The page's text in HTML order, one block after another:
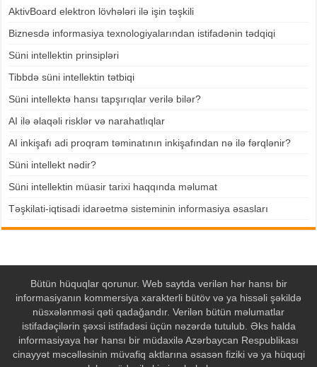
AktivBoard elektron lövhələri ilə işin təşkili
Biznesdə informasiya texnologiyalarından istifadənin tədqiqi
Süni intellektin prinsipləri
Tibbdə süni intellektin tətbiqi
Süni intellektə hansı tapşırıqlar verilə bilər?
AI ilə əlaqəli risklər və narahatlıqlar
AI inkişafı adi proqram təminatının inkişafından nə ilə fərqlənir?
Süni intellekt nədir?
Süni intellektin müasir tarixi haqqında məlumat
Təşkilati-iqtisadi idarəetmə sisteminin informasiya əsasları
Bütün hüquqlar qorunur. Web saytda verilən hər hansı bir
informasiyanın kommersiya xarakterli bütöv və ya hissəli şəkildə
nüsxələnməsi qəti qadağandır. Verilən bütün məlumatlar
istifadəçilərin şəxsi istifadəsi üçün nəzərdə tutulub. Əks halda
informasiyaya hər hansı bir müdaxilə Azərbaycan Respublikası
cinayyət məcəlləsinin müvafiq aktlarına əsasən fiziki və ya hüquqi